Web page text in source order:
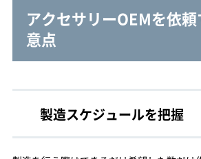
アクセサリーOEMを依
意点
製造スケジュールを把握